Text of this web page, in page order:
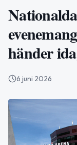
händer
6 juni 2026